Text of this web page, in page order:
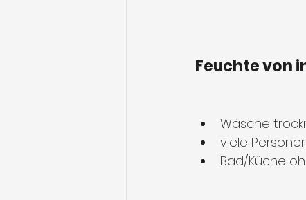
Feuchte von
Wäsche
viele
Bad/Küche